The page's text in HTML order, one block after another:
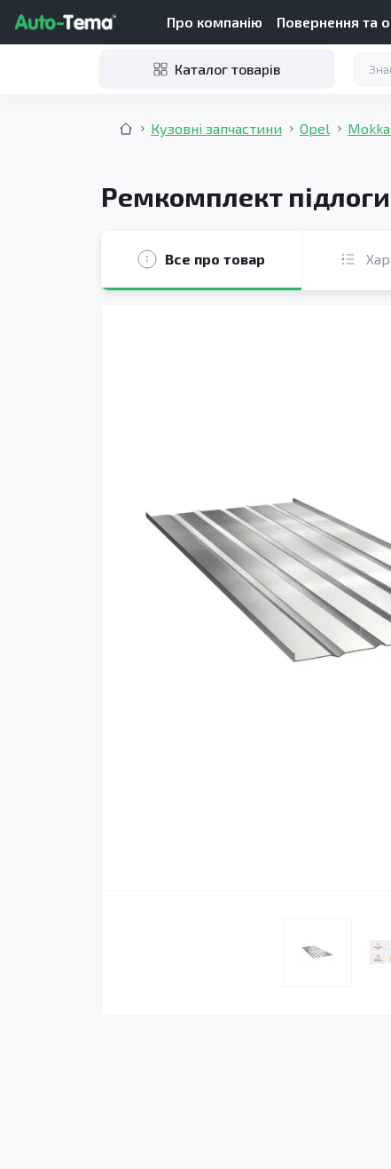
Про компанію Повернення та
Каталог товарів
Кузовні запчастини Opel
Ремкомплект
Все про товар